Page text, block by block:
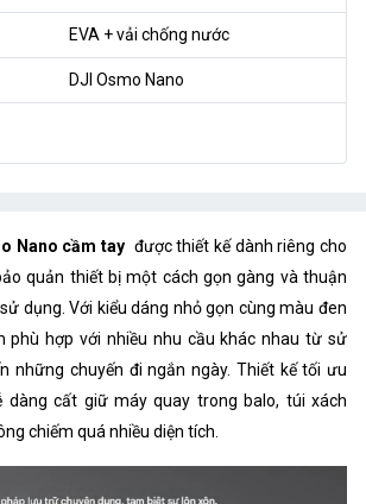
EVA + vải chống nước
DJI Osmo Nano
Nano cầm tay được thiết kế dành riêng cho
quản thiết bị một cách gọn gàng và thuận
dụng. Với kiểu dáng nhỏ gọn cùng màu đen
phù hợp với nhiều nhu cầu khác nhau từ sử
những chuyến đi ngắn ngày. Thiết kế tối ưu
dàng cất giữ máy quay trong balo, túi xách
chiếm quá nhiều diện tích.